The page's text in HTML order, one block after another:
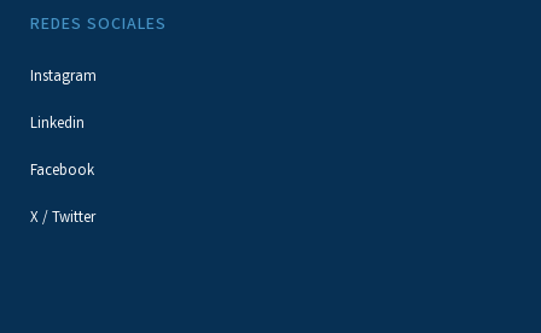
REDES SOCIALES
Instagram
Linkedin
Facebook
X / Twitter